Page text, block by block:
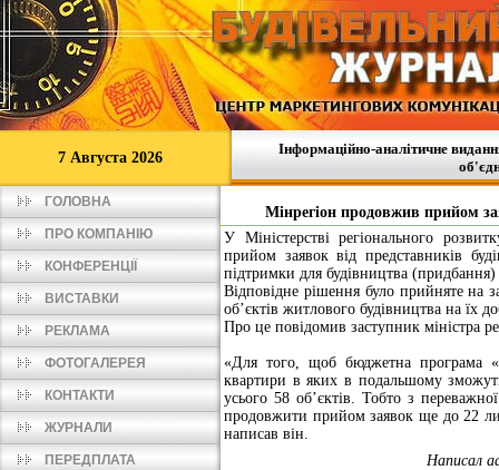
7 Августа 2026
Інформаційно-аналітичне
ГОЛОВНА
ПРО КОМПАНІЮ
КОНФЕРЕНЦІЇ
ВИСТАВКИ
РЕКЛАМА
ФОТОГАЛЕРЕЯ
КОНТАКТИ
ЖУРНАЛИ
ПЕРЕДПЛАТА
Мінрегіон продовжив прийом
У Міністерстві регіонального
прийом заявок від представників
підтримки для будівництва
Відповідне рішення було прийняте на
об’єктів житлового будівництва на їх
Про це повідомив заступник міністра
«Для того, щоб бюджетна програма
квартири в яких в подальшому
усього 58 об’єктів. Тобто з
продовжити прийом заявок ще до 22
написав він.
Написал